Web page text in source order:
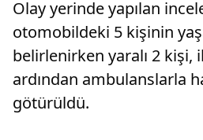
Olay yerinde yapılan
otomobildeki 5 kişinin
belirlenirken yaralı 2 kişi,
ardından ambulanslarla
götürüldü.